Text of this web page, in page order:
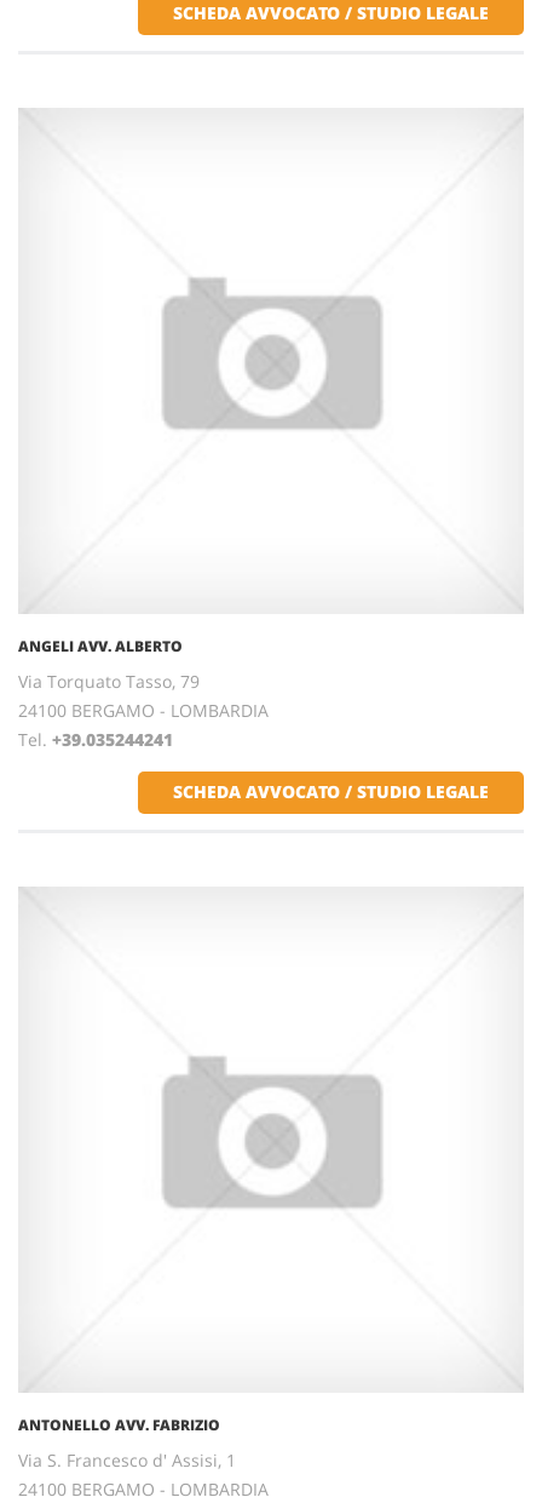
SCHEDA AVVOCATO / STUDIO LEGALE
ANGELI AVV. ALBERTO
Via Torquato Tasso, 79
24100 BERGAMO - LOMBARDIA
Tel. +39.035244241
SCHEDA AVVOCATO / STUDIO LEGALE
ANTONELLO AVV. FABRIZIO
Via S. Francesco d' Assisi, 1
24100 BERGAMO - LOMBARDIA